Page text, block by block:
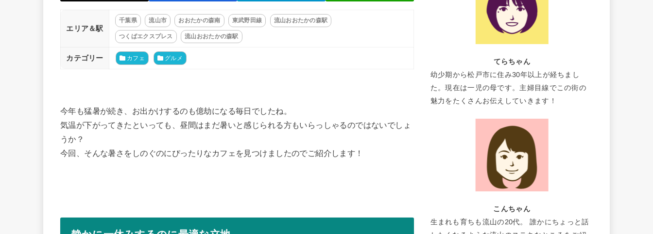
エリア＆駅
千葉県 流山市 おおたかの森南 東武野田線 流山おおたかの森駅
つくばエクスプレス 流山おおたかの森駅
カテゴリー カフェ グルメ
今年も猛暑が続き、お出かけするのも億劫になる毎日でしたね。
気温が下がってきたといっても、昼間はまだ暑いと感じられる方もいらっしゃるのではないでしょ
うか？
今回、そんな暑さをしのぐのにぴったりなカフェを見つけましたのでご紹介します！
てらちゃん
幼少期から松戸市に住み30年以上が経ちまし
た。現在は一児の母です。主婦目線でこの街の
魅力をたくさんお伝えしていきます！
こんちゃん
生まれも育ちも流山の20代。 誰かにちょっと話